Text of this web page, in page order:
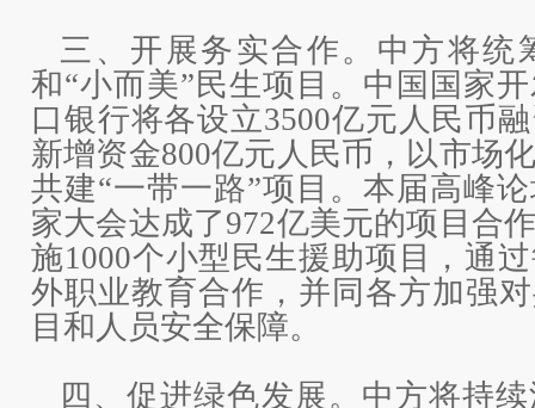
三、开展务实合作。中方将统
和“小而美”民生项目。中国国家
口银行将各设立3500亿元人民币
新增资金800亿元人民币，以市场
共建“一带一路”项目。本届高峰
家大会达成了972亿美元的项目合
施1000个小型民生援助项目，通
外职业教育合作，并同各方加强
目和人员安全保障。
四、促进绿色发展。中方将持